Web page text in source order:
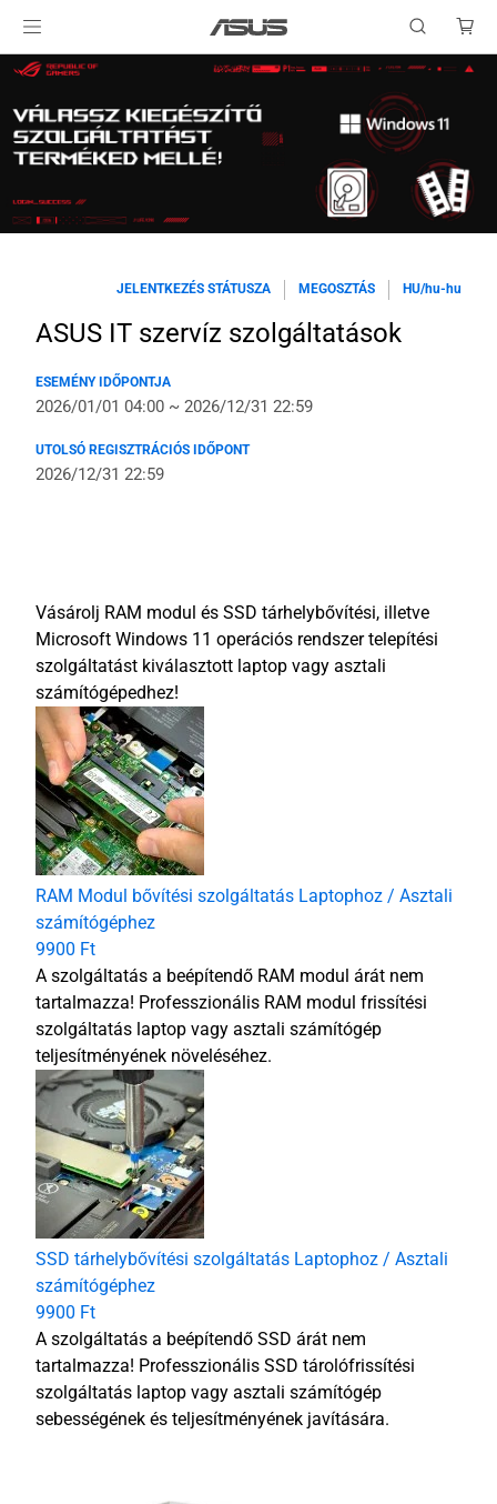
JELENTKEZÉS STÁTUSZA MEGOSZTÁS HU/hu-hu
ASUS IT szervíz szolgáltatások
ESEMÉNY IDŐPONTJA
2026/01/01 04:00 ~ 2026/12/31 22:59
UTOLSÓ REGISZTRÁCIÓS IDŐPONT
2026/12/31 22:59
Vásárolj RAM modul és SSD tárhelybővítési, illetve
Microsoft Windows 11 operációs rendszer telepítési
szolgáltatást kiválasztott laptop vagy asztali
számítógépedhez!
RAM Modul bővítési szolgáltatás Laptophoz / Asztali
számítógéphez
9900 Ft
A szolgáltatás a beépítendő RAM modul árát nem
tartalmazza! Professzionális RAM modul frissítési
szolgáltatás laptop vagy asztali számítógép
teljesítményének növeléséhez.
SSD tárhelybővítési szolgáltatás Laptophoz / Asztali
számítógéphez
9900 Ft
A szolgáltatás a beépítendő SSD árát nem
tartalmazza! Professzionális SSD tárolófrissítési
szolgáltatás laptop vagy asztali számítógép
sebességének és teljesítményének javítására.